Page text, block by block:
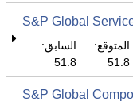
S&P Global
المتوقع:
51.8
السابق:
51.8
S&P Global